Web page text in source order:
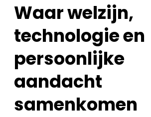
Waar welzijn,
technologie en
persoonlijke
aandacht
samenkomen